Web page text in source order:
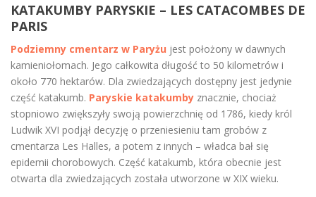
KATAKUMBY PARYSKIE – LES CATACOMBES DE
PARIS
Podziemny cmentarz w Paryżu jest położony w dawnych
kamieniołomach. Jego całkowita długość to 50 kilometrów i
około 770 hektarów. Dla zwiedzających dostępny jest jedynie
część katakumb. Paryskie katakumby znacznie, chociaż
stopniowo zwiększyły swoją powierzchnię od 1786, kiedy król
Ludwik XVI podjął decyzję o przeniesieniu tam grobów z
cmentarza Les Halles, a potem z innych – władca bał się
epidemii chorobowych. Część katakumb, która obecnie jest
otwarta dla zwiedzających została utworzone w XIX wieku.